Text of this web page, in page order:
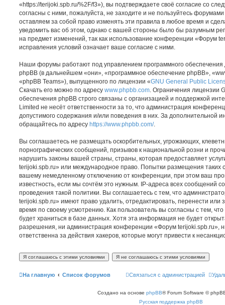
«https://terijoki.spb.ru/%2F/f3»), вы подтверждаете своё согласие со
согласны с ними, пожалуйста, не заходите и не пользуйтесь
оставляем за собой право изменять эти правила в любое время и
уведомить вас об этом, однако с вашей стороны было бы разумным
на предмет изменений, так как использование конференции «Форум
исправления условий означает ваше согласие с ними.
Наши форумы работают под управлением программного
phpBB (в дальнейшем «они», «программное обеспечение phpBB»,
«phpBB Teams»), выпущенного по лицензии «GNU General Public
Скачать его можно по адресу www.phpbb.com. Ограничения лицензии
обеспечения phpBB строго связаны с организацией и поддержкой
Limited не несёт ответственности за то, что администрация
допустимого содержания и/или поведения в них. За дополнительной
обращайтесь по адресу https://www.phpbb.com/.
Вы соглашаетесь не размещать оскорбительных, угрожающих,
порнографических сообщений, призывов к национальной розни и
нарушить законы вашей страны, страны, которая предоставляет
terijoki.spb.ru» или международное право. Попытки размещения таких
вашему немедленному отключению от конференции, при этом ваш
известность, если мы сочтём это нужным. IP-адреса всех сообщений
проведения такой политики. Вы соглашаетесь с тем, что
terijoki.spb.ru» имеют право удалить, отредактировать, перенести
время по своему усмотрению. Как пользователь вы согласны с тем,
будет храниться в базе данных. Хотя эта информация не будет
разрешения, ни администрация конференции «Форум terijoki.spb.ru»,
ответственна за действия хакеров, которые могут привести к
На главную Список форумов Связаться с администрацией
Создано на основе phpBB® Forum Software ©
Русская поддержка phpBB